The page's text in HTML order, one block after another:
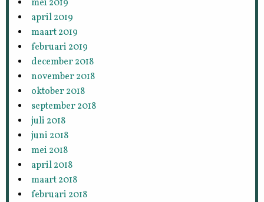
mei 2019
april 2019
maart 2019
februari 2019
december 2018
november 2018
oktober 2018
september 2018
juli 2018
juni 2018
mei 2018
april 2018
maart 2018
februari 2018